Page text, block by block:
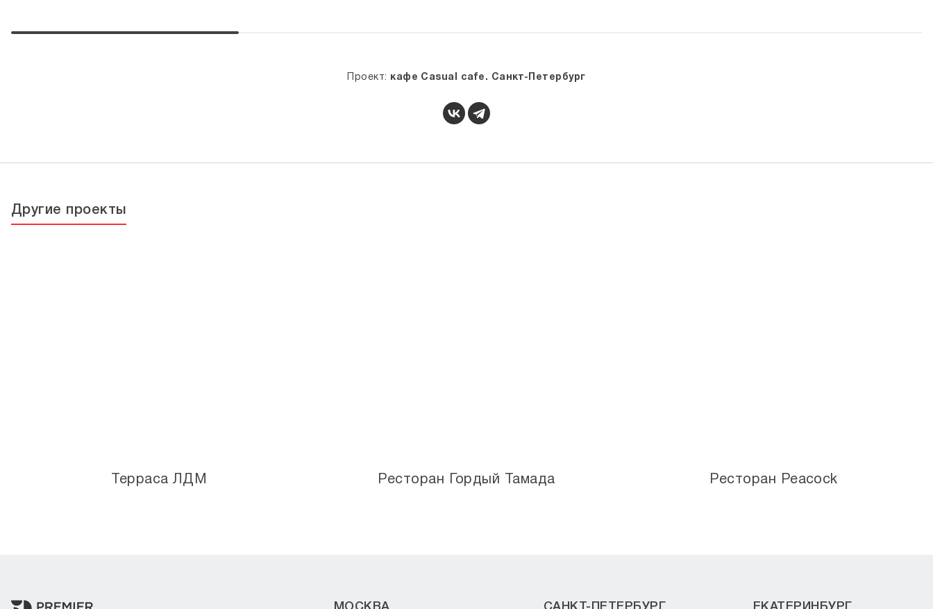
Проект: кафе Casual cafe. Санкт-Петербург
Другие проекты
Терраса ЛДМ Ресторан Гордый Тамада Ресторан Peacock
МОСКВА САНКТ-ПЕТЕРБУРГ ЕКАТЕРИНБУРГ